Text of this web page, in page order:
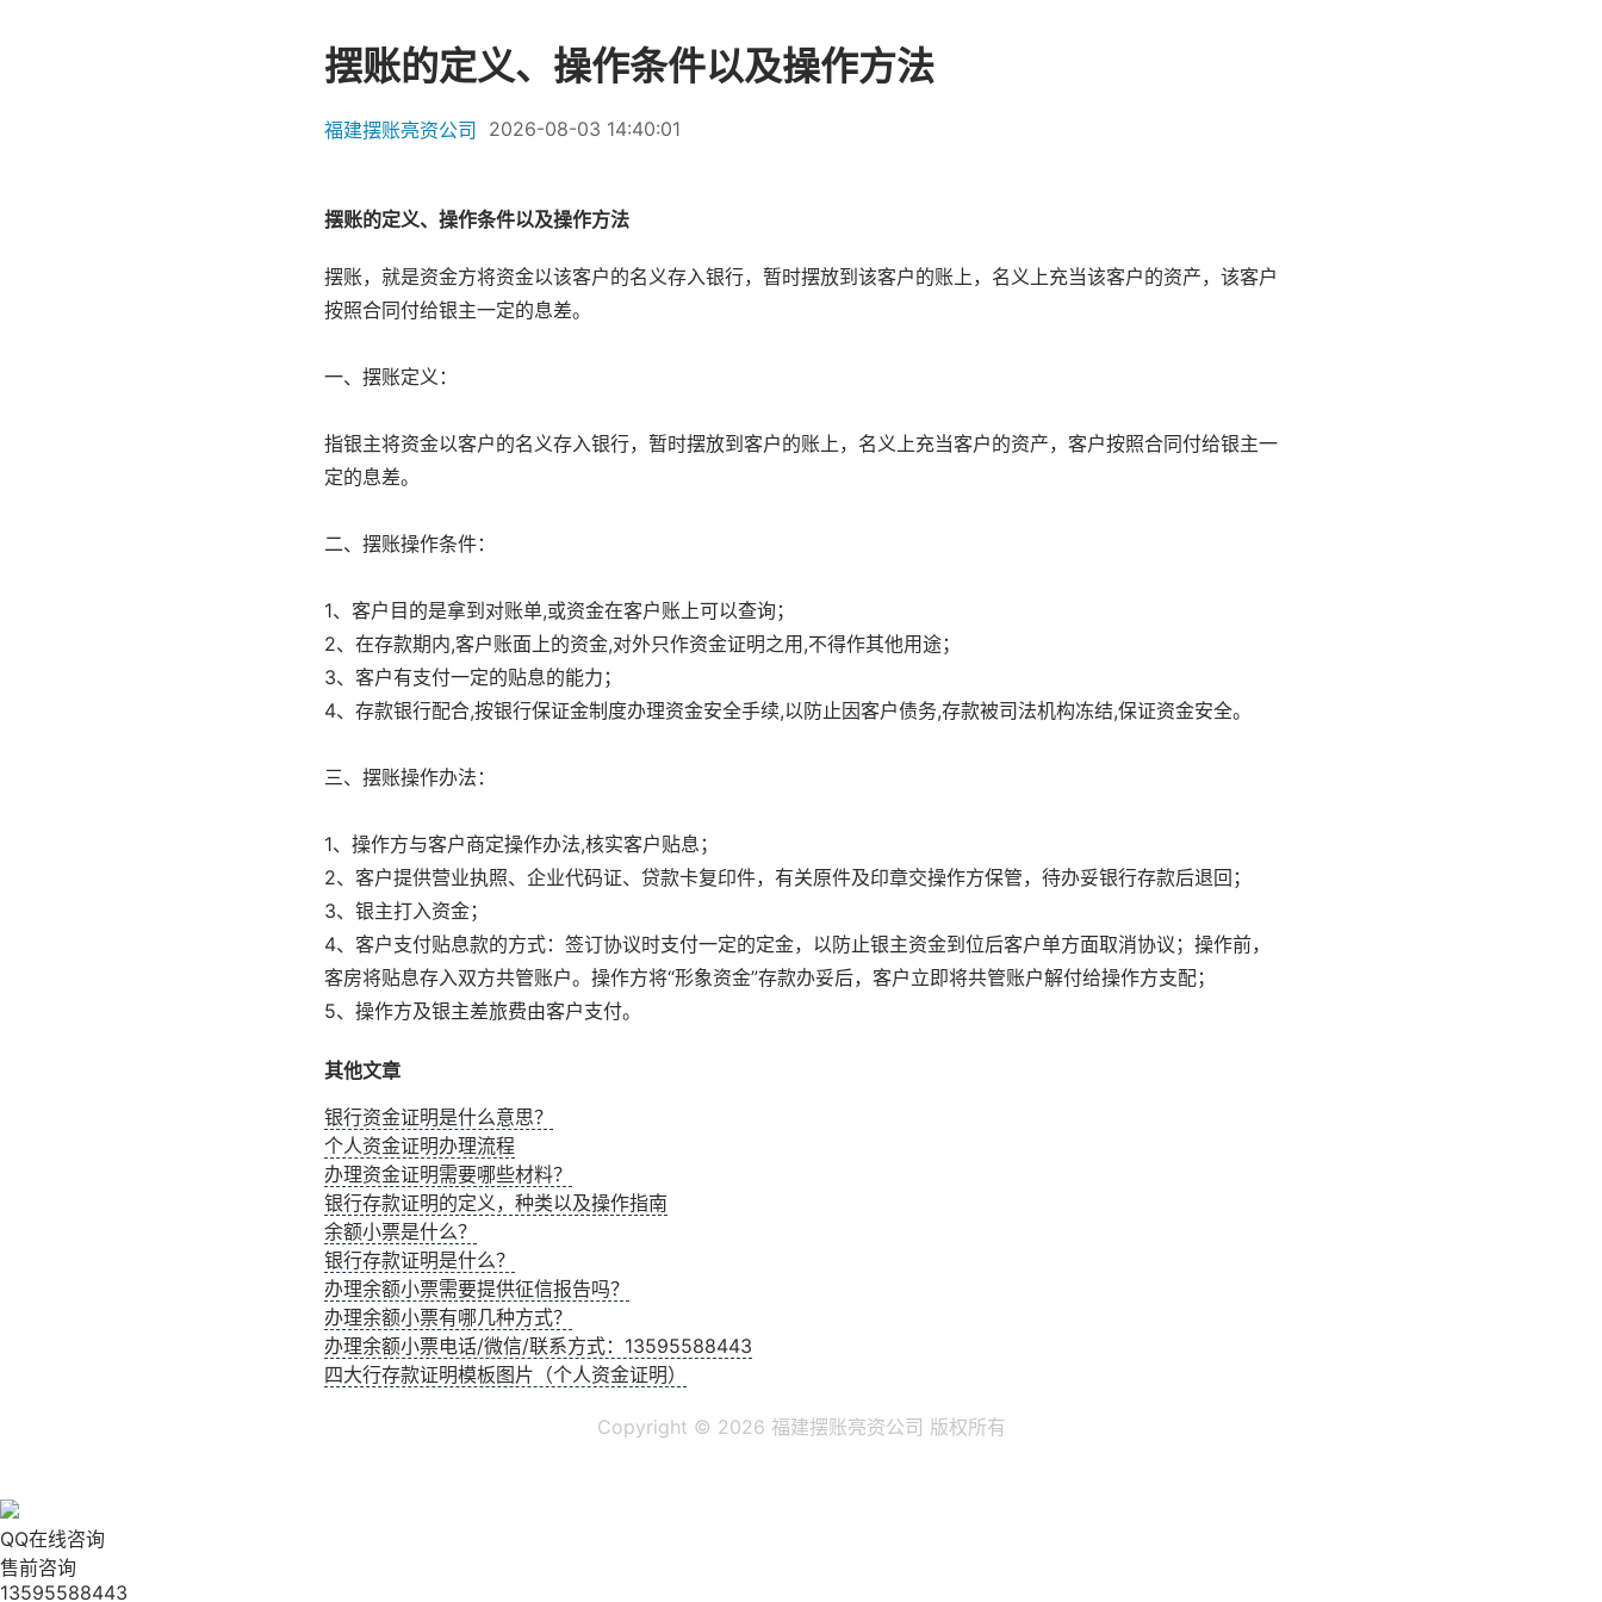
摆账的定义、操作条件以及操作方法
福建摆账亮资公司 2026-08-03 14:40:01
摆账的定义、操作条件以及操作方法
摆账，就是资金方将资金以该客户的名义存入银行，暂时摆放到该客户的账上，名义上充当该客户的资产，该客户
按照合同付给银主一定的息差。
一、摆账定义：
指银主将资金以客户的名义存入银行，暂时摆放到客户的账上，名义上充当客户的资产，客户按照合同付给银主一
定的息差。
二、摆账操作条件：
1、客户目的是拿到对账单,或资金在客户账上可以查询；
2、在存款期内,客户账面上的资金,对外只作资金证明之用,不得作其他用途；
3、客户有支付一定的贴息的能力；
4、存款银行配合,按银行保证金制度办理资金安全手续,以防止因客户债务,存款被司法机构冻结,保证资金安全。
三、摆账操作办法：
1、操作方与客户商定操作办法,核实客户贴息；
2、客户提供营业执照、企业代码证、贷款卡复印件，有关原件及印章交操作方保管，待办妥银行存款后退回；
3、银主打入资金；
4、客户支付贴息款的方式：签订协议时支付一定的定金，以防止银主资金到位后客户单方面取消协议；操作前，
客房将贴息存入双方共管账户。操作方将“形象资金”存款办妥后，客户立即将共管账户解付给操作方支配；
5、操作方及银主差旅费由客户支付。
其他文章
银行资金证明是什么意思？
个人资金证明办理流程
办理资金证明需要哪些材料？
银行存款证明的定义，种类以及操作指南
余额小票是什么？
银行存款证明是什么？
办理余额小票需要提供征信报告吗？
办理余额小票有哪几种方式？
办理余额小票电话/微信/联系方式：13595588443
四大行存款证明模板图片（个人资金证明）
Copyright © 2026 福建摆账亮资公司 版权所有
QQ在线咨询
售前咨询
13595588443